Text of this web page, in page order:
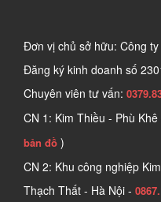
Đơn vị chủ sở hữu: Công
Đăng ký kinh doanh số
Chuyên viên tư vấn:
CN 1: Kim Thiều - Phù
bản đồ )
CN 2: Khu công nghiệp
Thạch Thất - Hà Nội -